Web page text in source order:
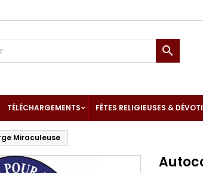

TÉLÉCHARGEMENTS FÊTES RELIGIEUSES &
Miraculeuse